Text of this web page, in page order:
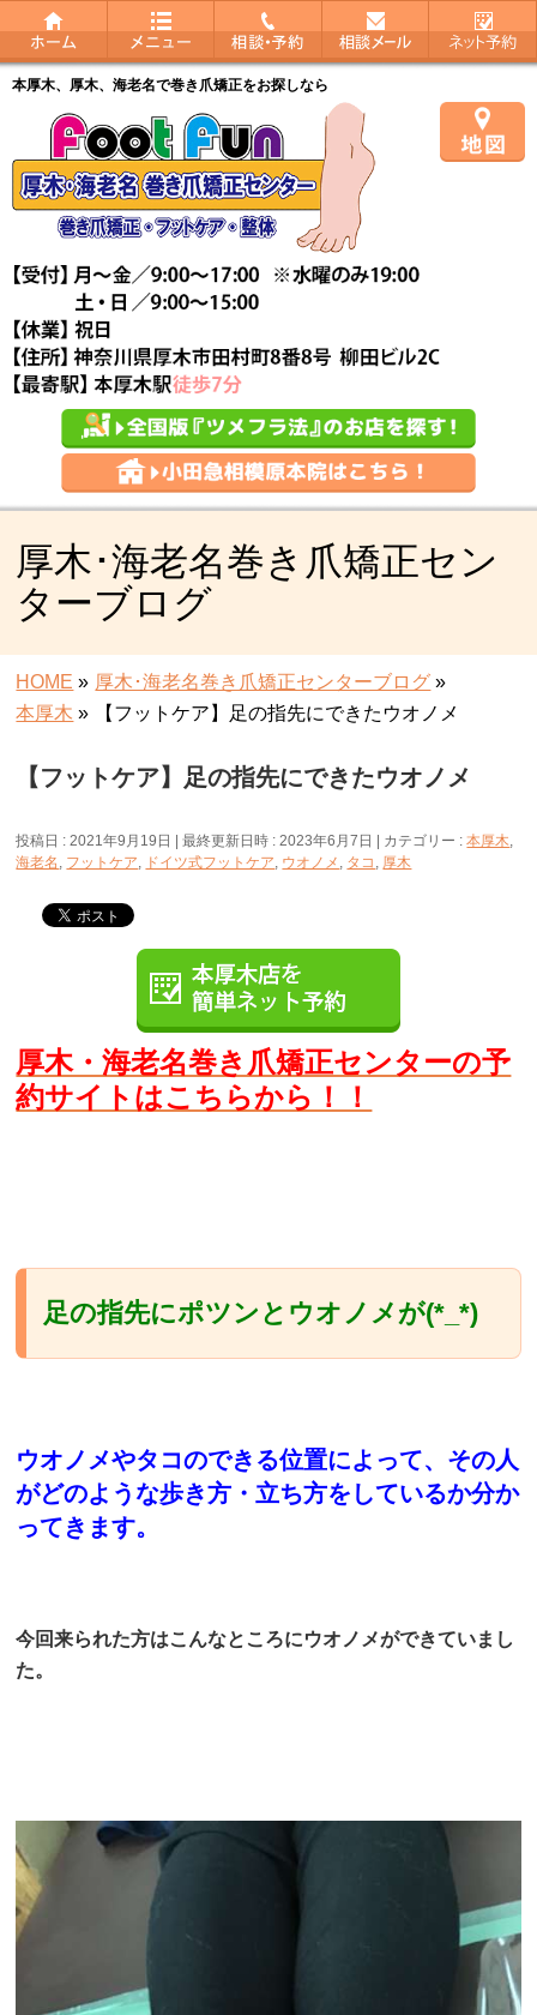
本厚木、厚木、海老名で巻き爪矯正をお探しなら
厚木･海老名巻き爪矯正セン
ターブログ
HOME » 厚木･海老名巻き爪矯正センターブログ »
本厚木 » 【フットケア】足の指先にできたウオノメ
【フットケア】足の指先にできたウオノメ
投稿日 : 2021年9月19日 最終更新日時 : 2023年6月7日 カテゴリー :本厚木,
海老名 , フットケア, ドイツ式フットケア, ウオノメ , タコ , 厚木
厚木・海老名巻き爪矯正センターの予
約サイトはこちらから！！
足の指先にポツンとウオノメが(*_*)
ウオノメやタコのできる位置によって、その人
がどのような歩き方・立ち方をしているか分か
ってきます。
今回来られた方はこんなところにウオノメができていまし
た。